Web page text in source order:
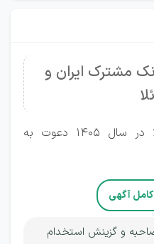
مشترک ایران و
بانک مشترک ایران و ونزوئلا در سال 1405 دعوت به
آگهی
و گزینش استخدام